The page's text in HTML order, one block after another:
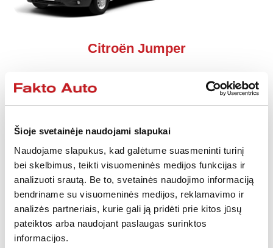
Šioje svetainėje naudojami slapukai
Naudojame slapukus, kad galėtume suasmeninti turinį
bei skelbimus, teikti visuomeninės medijos funkcijas ir
analizuoti srautą. Be to, svetainės naudojimo informaciją
bendriname su visuomeninės medijos, reklamavimo ir
analizės partneriais, kurie gali ją pridėti prie kitos jūsų
pateiktos arba naudojant paslaugas surinktos
informacijos.
Citroën Jumper
Komercinės paskirties transportas leidžia iki galo
suprasti ir įgyvendinti tai, ko reikia moderniam
komforto ir išskirtinumo.
Augantis susidomėjimas naujais „Fakto
Auto“ automobiliais rodo, kad Lietuvos automobilių
savininkai vis labiau pasitiki mūsų prekės ženklu.
Komerciniai automobiliai yra ypač sėkmingi bei pamėgti
ne tik tų, kurie ieško patogios erdvios transporto
priemonės.